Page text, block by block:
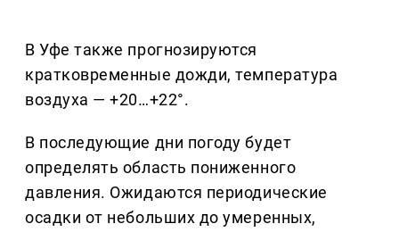
В Уфе также прогнозируются
кратковременные дожди, температура
воздуха — +20…+22°.
В последующие дни погоду будет
определять область пониженного
давления. Ожидаются периодические
осадки от небольших до умеренных,